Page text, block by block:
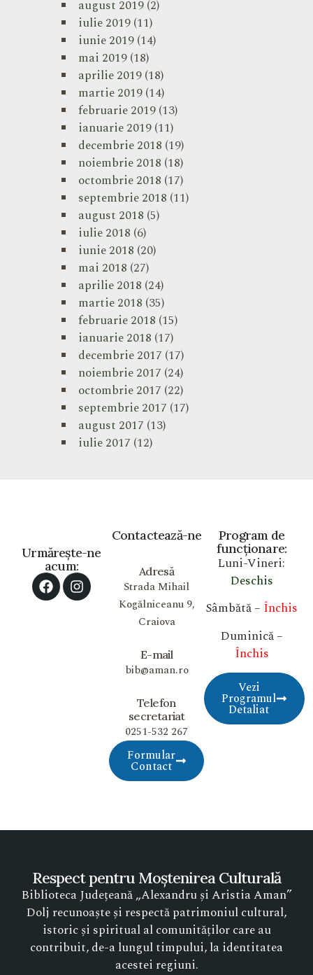
august 2019(2)
iulie 2019(11)
iunie 2019(14)
mai 2019(18)
aprilie 2019(18)
martie 2019(14)
februarie 2019(13)
ianuarie 2019(11)
decembrie 2018 (19)
noiembrie 2018 (18)
octombrie 2018 (17)
septembrie 2018 (11)
august 2018 (5)
iulie 2018 (6)
iunie 2018 (20)
mai 2018 (27)
aprilie 2018 (24)
martie 2018 (35)
februarie 2018 (15)
ianuarie 2018 (17)
decembrie 2017 (17)
noiembrie 2017 (24)
octombrie 2017 (22)
septembrie 2017 (17)
august 2017 (13)
iulie 2017 (12)
Program de
funcționare:
Luni-Vineri:
Deschis
Sâmbătă – Închis
Duminică –
Închis
Vezi
Programul
Detaliat
Contactează-ne
Adresă
Strada Mihail
Kogălniceanu 9,
Craiova
E-mail
bib@aman.ro
Telefon
secretariat
0251-532 267
Formular
Contact
Urmărește-ne
acum:
Respect pentru Moștenirea Culturală
Biblioteca Județeană „Alexandru și Aristia Aman”
Dolj recunoaște și respectă patrimoniul cultural,
istoric și spiritual al comunităților care au
contribuit, de-a lungul timpului, la identitatea
acestei regiuni.